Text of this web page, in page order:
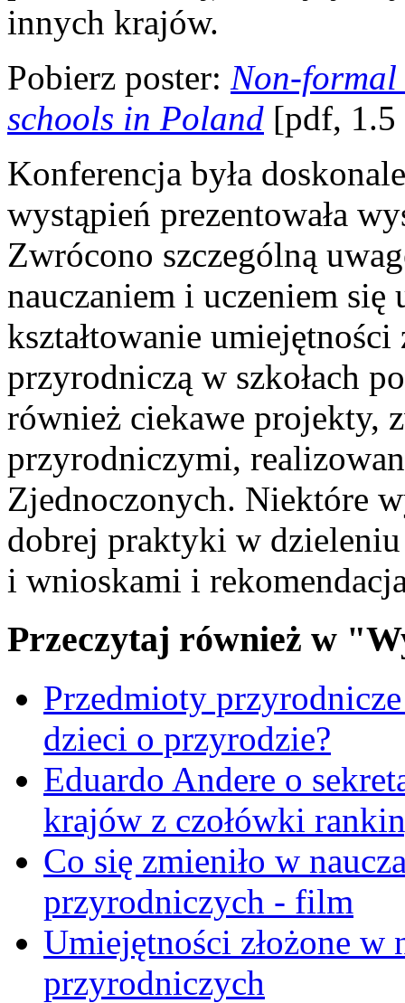
innych krajów.
Pobierz poster: Non-formal
schools in Poland [pdf,
Konferencja była
wystąpień prezentowała
Zwrócono szczególną
nauczaniem i uczeniem
kształtowanie umiejętności
przyrodniczą w szkołach
również ciekawe projekty,
przyrodniczymi,
Zjednoczonych. Niektóre
dobrej praktyki w
i wnioskami i
Przeczytaj również w
Przedmioty
dzieci o przyrodzie?
Eduardo Andere o
krajów z czołówki
Co się zmieniło w
przyrodniczych - film
Umiejętności złożone
przyrodniczych